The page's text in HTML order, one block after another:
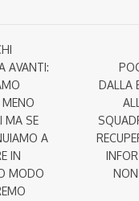
AVANTI:
MENO
MA SE
A
IN
MODO
DALLA